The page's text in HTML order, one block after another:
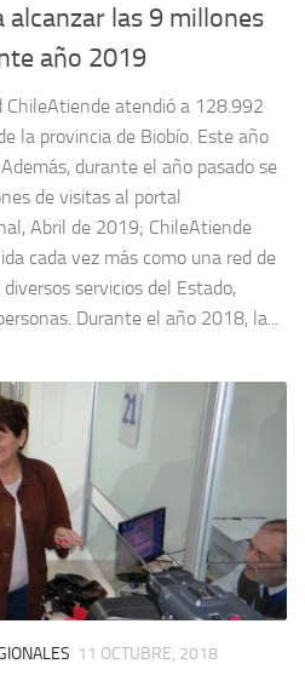
alcanzar las 9 millones
año 2019
atendió a 128.992
la provincia de Biobío. Este año
durante el año pasado se
de visitas al portal
Abril de 2019; ChileAtiende
cada vez más como una red de
servicios del Estado,
Durante el año 2018, la...
11 OCTUBRE, 2018